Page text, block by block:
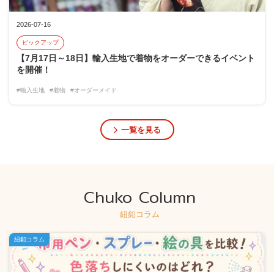
2026-07-16
ピックアップ
【7月17日～18日】輸入生地で着物をオーダーできるイベント
を開催！
#輸入生地 #着物 #オーダーメイド
一覧を見る
Chuko Column
紐釦コラム
紐釦コラム